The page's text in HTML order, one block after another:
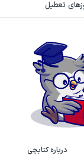
درباره کتابچی